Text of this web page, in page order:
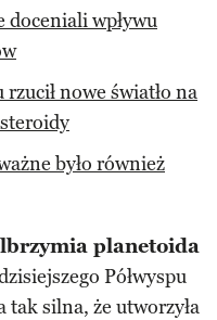
doceniali wpływu
nowe światło na
było również
planetoida
Półwyspu
tak silna, że utworzyła